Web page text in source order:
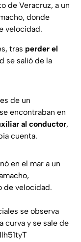
de Veracruz, a un
donde
velocidad.
tras perder el
se salió de la
de un
encontraban en
al conductor,
cuenta.
en el mar a un
de velocidad.
se observa
curva y se sale de